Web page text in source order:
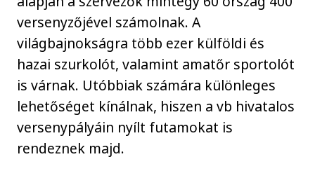
versenyzőjével számolnak. A
világbajnokságra több ezer külföldi és
hazai szurkolót, valamint amatőr sportolót
is várnak. Utóbbiak számára különleges
lehetőséget kínálnak, hiszen a vb hivatalos
versenypályáin nyílt futamokat is
rendeznek majd.